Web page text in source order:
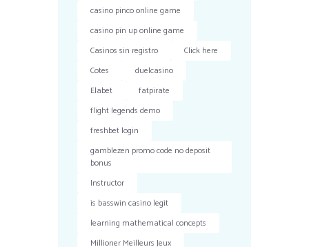
casino pinco online game
casino pin up online game
Casinos sin registro
Click here
Cotes
duelcasino
Elabet
fatpirate
flight legends demo
freshbet login
gamblezen promo code no deposit
bonus
Instructor
is basswin casino legit
learning mathematical concepts
Millioner Meilleurs Jeux